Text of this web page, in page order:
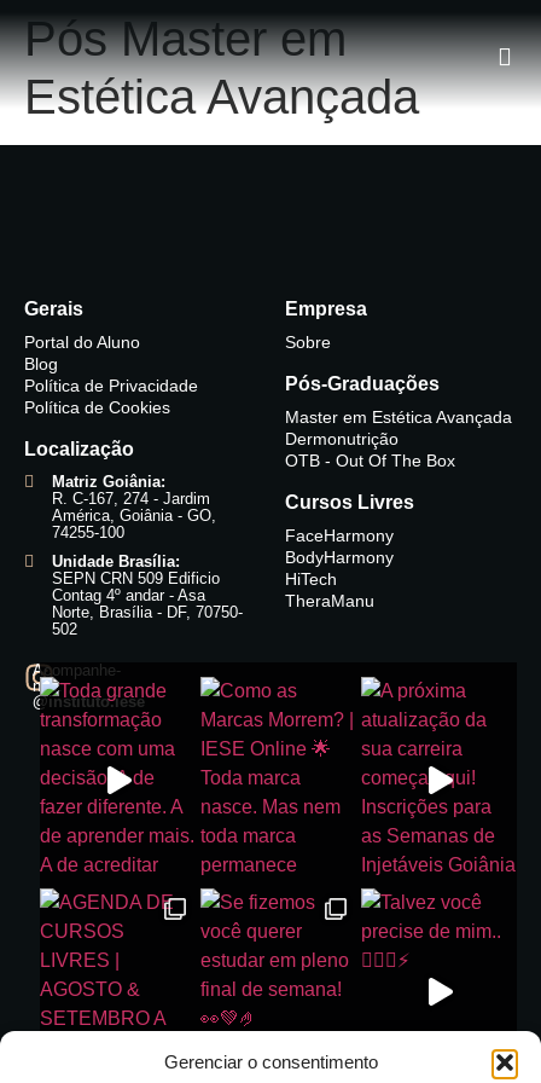
Gerenciar o consentimento
Pós Master em
Estética Avançada
Gerais
Portal do Aluno
Blog
Política de Privacidade
Política de Cookies
Localização
Matriz Goiânia:
R. C-167, 274 - Jardim
América, Goiânia - GO,
74255-100
Unidade Brasília:
SEPN CRN 509 Edificio
Contag 4º andar - Asa
Norte, Brasília - DF, 70750-
502
Empresa
Sobre
Pós-Graduações
Master em Estética Avançada
Dermonutrição
OTB - Out Of The Box
Cursos Livres
FaceHarmony
BodyHarmony
HiTech
TheraManu
Acompanhe-
nos:
@instituto.iese